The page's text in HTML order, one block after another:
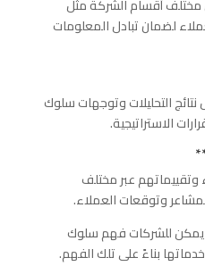
أقسام الشركة مثل
لضمان تبادل المعلومات
التحليلات وتوجهات سلوك
الاستراتيجية.
وتقييماتهم عبر مختلف
وتوقعات العملاء.
يمكن للشركات فهم سلوك
بناءً على تلك الفهم.